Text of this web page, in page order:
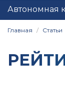
Автономная
Главная Статьи